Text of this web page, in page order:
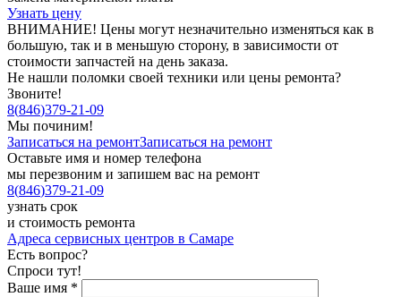
Узнать цену
ВНИМАНИЕ! Цены могут незначительно изменяться как в
большую, так и в меньшую сторону, в зависимости от
стоимости запчастей на день заказа.
Не нашли поломки своей техники или цены ремонта?
Звоните!
8(846)379-21-09
Мы починим!
Записаться на ремонтЗаписаться на ремонт
Оставьте имя и номер телефона
мы перезвоним и запишем вас на ремонт
8(846)379-21-09
узнать срок
и стоимость ремонта
Адреса сервисных центров в Самаре
Есть вопрос?
Спроси тут!
Ваше имя *